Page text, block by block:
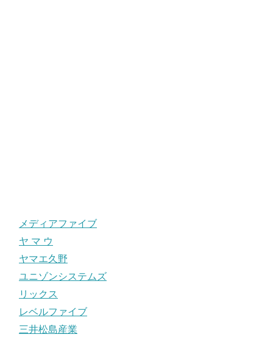
メディアファイブ
ヤ マ ウ
ヤマエ久野
ユニゾンシステムズ
リックス
レベルファイブ
三井松島産業